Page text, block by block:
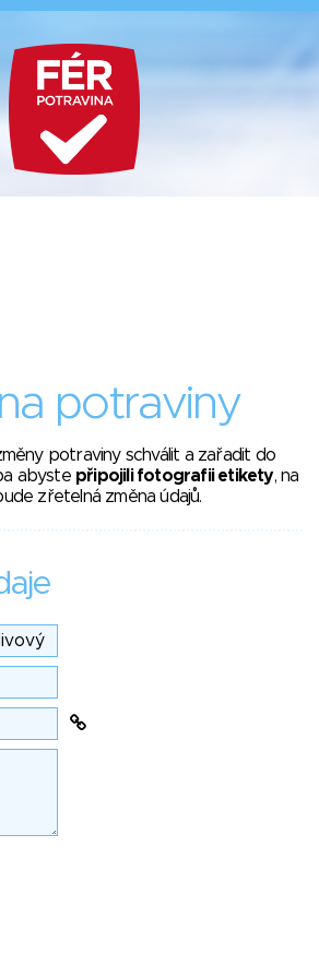
potraviny
potraviny schválit a zařadit do
abyste připojili fotografii etikety, na
zřetelná změna údajů.